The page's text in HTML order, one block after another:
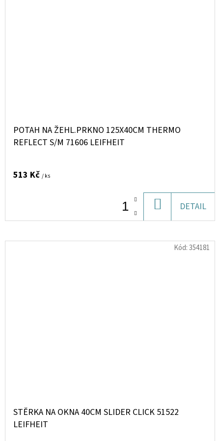
POTAH NA ŽEHL.PRKNO 125X40CM THERMO
REFLECT S/M 71606 LEIFHEIT
513 Kč / ks
KOŠÍKU
DETAIL
STĚRKA NA OKNA 40CM SLIDER CLICK 51522
LEIFHEIT
Kód:354181